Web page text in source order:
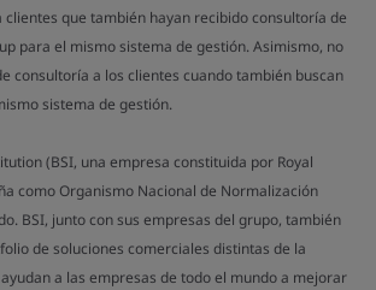
que también hayan recibido consultoría de
para el mismo sistema de gestión. Asimismo, no
consultoría a los clientes cuando también buscan
sistema de gestión.
(BSI, una empresa constituida por Royal
como Organismo Nacional de Normalización
BSI, junto con sus empresas del grupo, también
de soluciones comerciales distintas de la
a las empresas de todo el mundo a mejorar